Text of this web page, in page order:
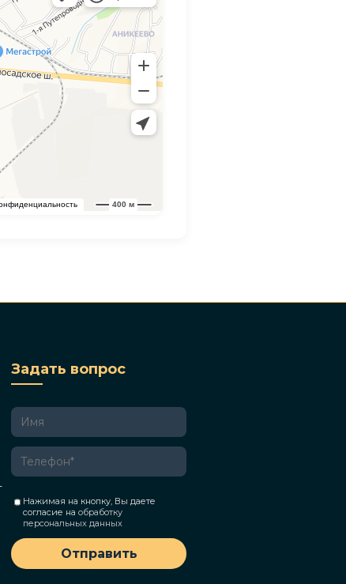
Задать вопрос
Нажимая на кнопку, Вы даете
согласие на обработку
персональных данных
Отправить